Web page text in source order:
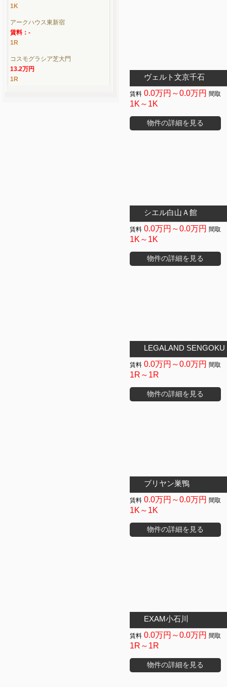
ヴェルト文京千石
0.0万円～0.0万円
1K～1K
物件の詳細を見る
シエル白山Ａ館
0.0万円～0.0万円
1K～1K
物件の詳細を見る
LEGALAND
0.0万円～0.0万円
1R～1R
物件の詳細を見る
ブリヤン巣鴨
0.0万円～0.0万円
1K～1K
物件の詳細を見る
EXAM小石川
0.0万円～0.0万円
1R～1R
物件の詳細を見る
1K
アークハウス東新宿
賃料：-
1R
コスモグラシア芝大門
13.2万円
1R